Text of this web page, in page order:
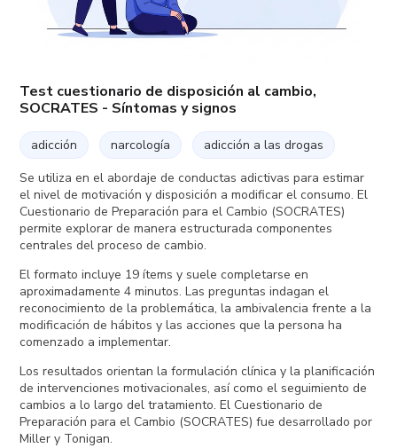
Test cuestionario de disposición al cambio,
SOCRATES - Síntomas y signos
adicción narcología
adicción a las drogas
Se utiliza en el abordaje de conductas adictivas para estimar
el nivel de motivación y disposición a modificar el consumo. El
Cuestionario de Preparación para el Cambio (SOCRATES)
permite explorar de manera estructurada componentes
centrales del proceso de cambio.
El formato incluye 19 ítems y suele completarse en
aproximadamente 4 minutos. Las preguntas indagan el
reconocimiento de la problemática, la ambivalencia frente a la
modificación de hábitos y las acciones que la persona ha
comenzado a implementar.
Los resultados orientan la formulación clínica y la planificación
de intervenciones motivacionales, así como el seguimiento de
cambios a lo largo del tratamiento. El Cuestionario de
Preparación para el Cambio (SOCRATES) fue desarrollado por
Miller y Tonigan.